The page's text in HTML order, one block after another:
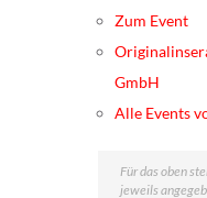
Zum Event
GmbH
Alle Events
Für das oben
jeweils